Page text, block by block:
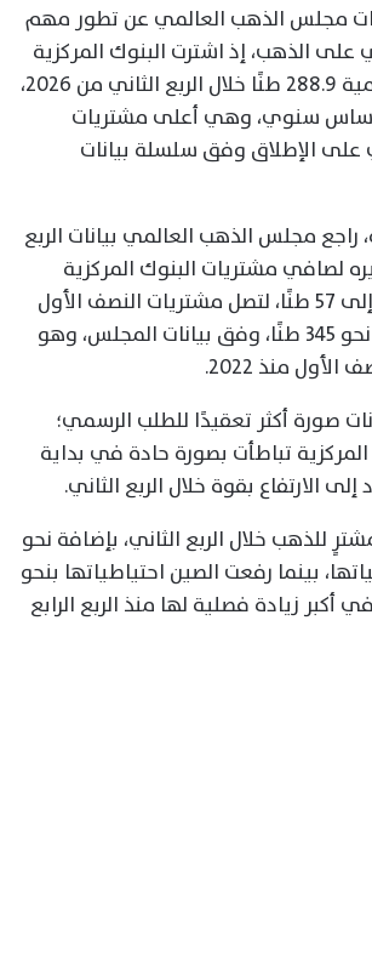
مجلس الذهب العالمي عن تطور مهم
الذهب، إذ اشترت البنوك المركزية
والمؤسسات الرسمية 288.9 طنًا خلال الربع الثاني من 2026،
على أساس سنوي، وهي أعلى مشتريات
على الإطلاق وفق سلسلة بيانات
مجلس الذهب العالمي بيانات الربع
لصافي مشتريات البنوك المركزية
خلاله من 244 طنًا إلى 57 طنًا، لتصل مشتريات النصف الأول
بعد المراجعة إلى نحو 345 طنًا، وفق بيانات المجلس، وهو
منذ 2022.
صورة أكثر تعقيدًا للطلب الرسمي؛
تباطأت بصورة حادة في بداية
الارتفاع بقوة خلال الربع الثاني.
للذهب خلال الربع الثاني، بإضافة نحو
بينما رفعت الصين احتياطياتها بنحو
في أكبر زيادة فصلية لها منذ الربع الرابع